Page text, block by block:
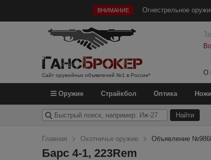
ВНИМАНИЕ Огнестрельное
Сайт оружейных объявлений №1 в России* О
Оружие Страйкбол Оптика Ножи
Главная Охотничье оружие Объявление
Барс 4-1, 223Rem